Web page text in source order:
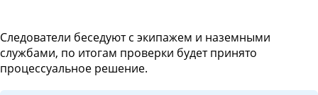
Следователи беседуют с экипажем и наземными
службами, по итогам проверки будет принято
процессуальное решение.